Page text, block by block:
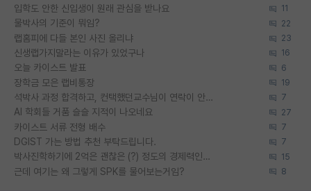
입학도 안한 신입생이 원래 관심을 받나요 11
물박사의 기준이 뭐임? 22
랩홈피에 다들 본인 사진 올리냐 23
신생랩가지말라는 이유가 있었구나 16
오늘 카이스트 발표 6
장학금 모은 랩비통장 19
석박사 과정 합격하고, 컨택했던교수님이 연락이 안됩니다... 7
AI 학회들 거품 슬슬 지적이 나오네요 27
카이스트 서류 전형 배수 7
DGIST 가는 방법 추천 부탁드립니다. 7
박사진학하기에 2억은 괜찮은 (?) 정도의 경제력인가요 15
근데 여기는 왜 그렇게 SPK를 물어보는거임? 8